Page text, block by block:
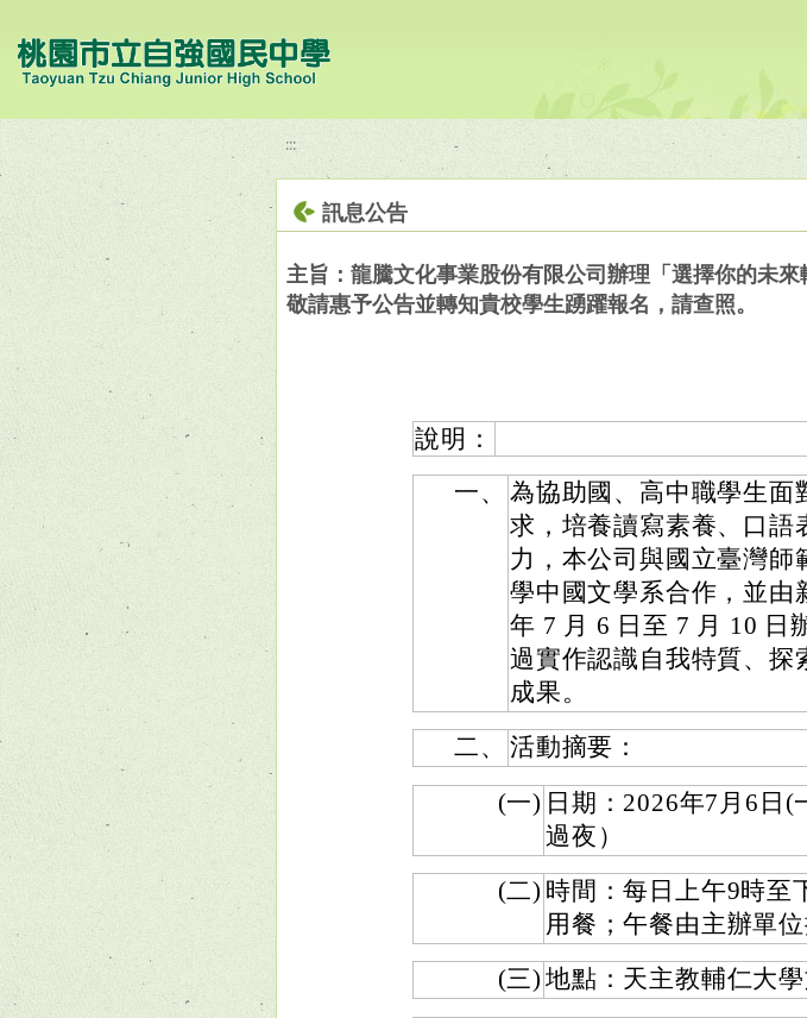
:::
訊息公告
主旨：龍騰文化事業股份有限公司辦理「選擇你的未
敬請惠予公告並轉知貴校學生踴躍報名，請查照。
說明：
一、
為協助國、高中職學生
求，培養讀寫素養、口
力，本公司與國立臺灣師
學中國文學系合作，並由
年 7 月 6 日至 7 月 10 日
過實作認識自我特質、探
成果。
二、
活動摘要：
(一) 日期：2026年7月6日
過夜）
(二) 時間：每日上午9時至
用餐；午餐由主辦單位
(三) 地點：天主教輔仁大